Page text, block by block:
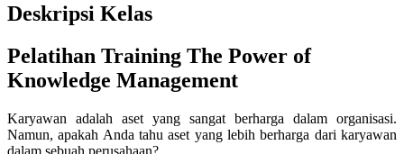
Deskripsi Kelas
Pelatihan Training The Power of
Knowledge Management
Karyawan adalah aset yang sangat berharga dalam organisasi.
Namun, apakah Anda tahu aset yang lebih berharga dari karyawan
dalam sebuah perusahaan?